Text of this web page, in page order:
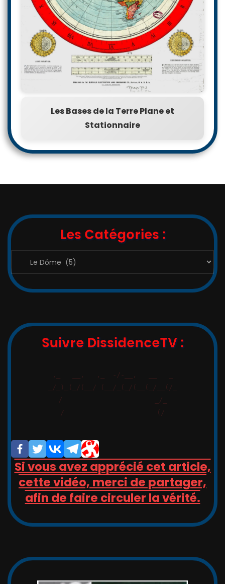
Les Bases de la Terre Plane et
Stationnaire
Les Catégories :
Catégories
Suivre DissidenceTV :
,_   __,   ,_  -/-__,   __   _
_/_)_(_/(__/ (__/_(_/(__(_/__(/_
/                       _/_
/                       (/
Si vous avez apprécié cet article,
cette vidéo, merci de partager,
afin de faire circuler la vérité.